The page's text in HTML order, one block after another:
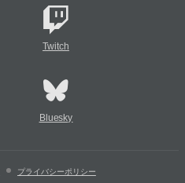
Twitch
Bluesky
プライバシーポリシー